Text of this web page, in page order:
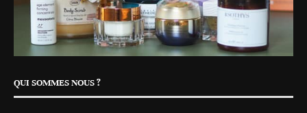
QUI SOMMES NOUS ?